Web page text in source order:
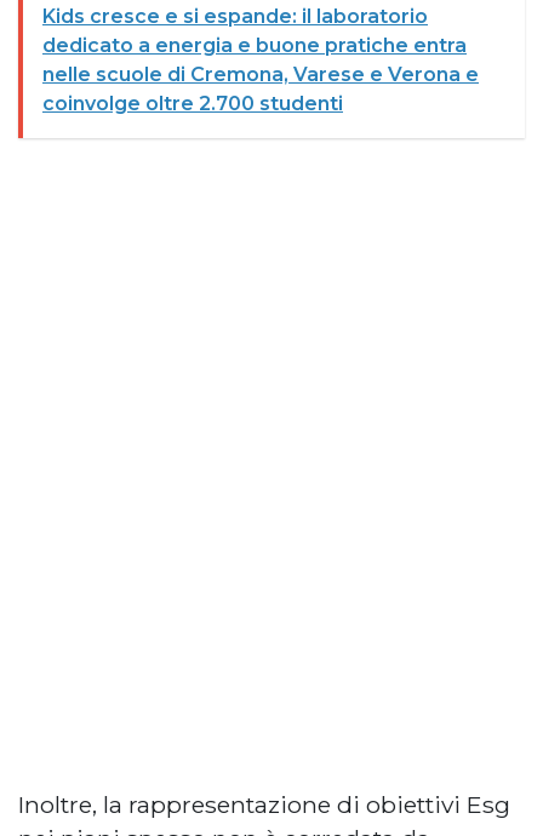
Kids cresce e si espande: il laboratorio
dedicato a energia e buone pratiche entra
nelle scuole di Cremona, Varese e Verona e
coinvolge oltre 2.700 studenti
Inoltre, la rappresentazione di obiettivi Esg